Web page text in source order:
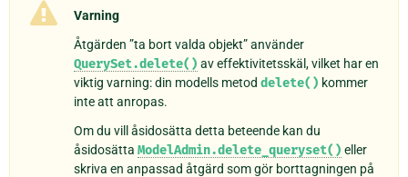
Varning
Åtgärden ”ta bort valda objekt” använder
QuerySet.delete() av effektivitetsskäl, vilket har en
viktig varning: din modells metod delete() kommer
inte att anropas.
Om du vill åsidosätta detta beteende kan du
åsidosätta ModelAdmin.delete_queryset() eller
skriva en anpassad åtgärd som gör borttagningen på